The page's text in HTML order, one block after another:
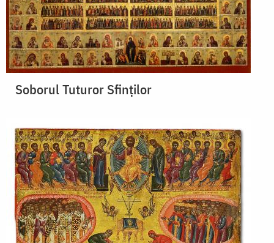
Soborul Tuturor Sfinților